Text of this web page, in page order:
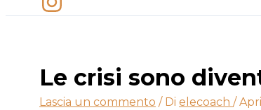
Le crisi sono
Lascia un commento / Di elecoach /